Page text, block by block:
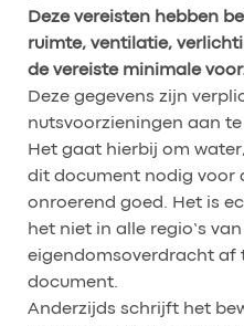
Deze vereisten hebben
ruimte, ventilatie,
de vereiste minimale
Deze gegevens zijn
nutsvoorzieningen aan
Het gaat hierbij om
dit document nodig voor
onroerend goed. Het is
het niet in alle regio’s
eigendomsoverdracht af
document.
Anderzijds schrijft het